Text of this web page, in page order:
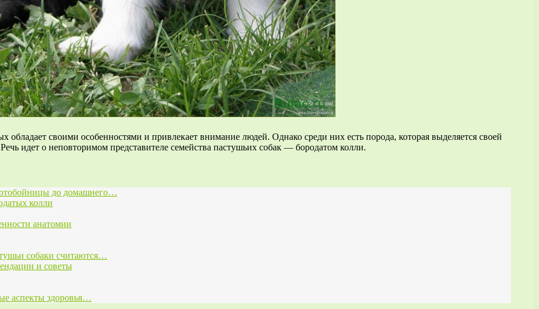
обладает своими особенностями и привлекает внимание людей. Однако среди них есть порода, которая выделяется своей
идет о неповторимом представителе семейства пастушьих собак — бородатом колли.
до домашнего…
колли
анатомии
собаки считаются…
и советы
аспекты здоровья…